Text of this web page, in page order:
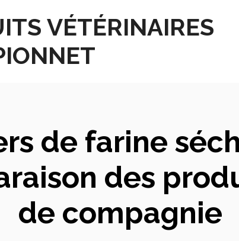
VÉTÉRINAIRES
de farine
des
de compagnie